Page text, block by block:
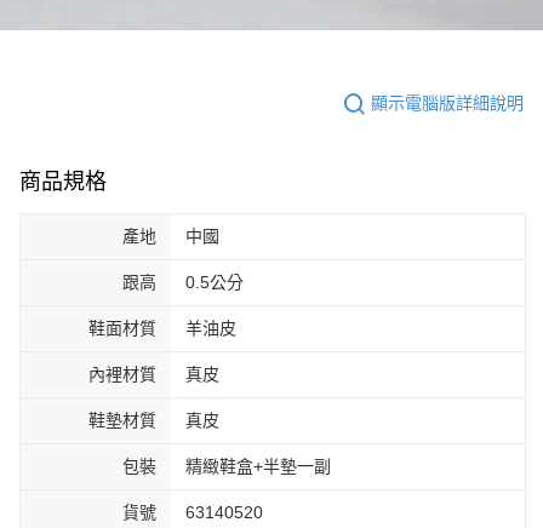
顯示電腦版詳細說明
商品規格
產地 中國
跟高 0.5公分
鞋面材質 羊油皮
內裡材質 真皮
鞋墊材質 真皮
包裝 精緻鞋盒+半墊一副
貨號 63140520